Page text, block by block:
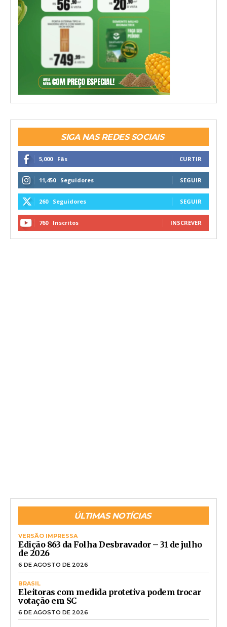
SIGA NAS REDES SOCIAIS
5,000 Fãs CURTIR
11,450 Seguidores SEGUIR
260 Seguidores SEGUIR
760 Inscritos INSCREVER
ÚLTIMAS NOTÍCIAS
VERSÃO IMPRESSA
Edição 863 da Folha Desbravador – 31 de julho
de 2026
6 DE AGOSTO DE 2026
BRASIL
Eleitoras com medida protetiva podem trocar
votação em SC
6 DE AGOSTO DE 2026